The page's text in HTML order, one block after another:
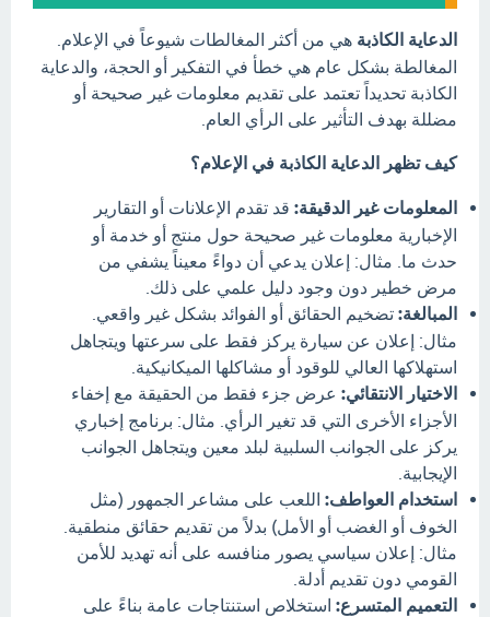
الدعاية الكاذبة هي من أكثر المغالطات شيوعاً في الإعلام.
المغالطة بشكل عام هي خطأ في التفكير أو الحجة، والدعاية
الكاذبة تحديداً تعتمد على تقديم معلومات غير صحيحة أو
مضللة بهدف التأثير على الرأي العام.
كيف تظهر الدعاية الكاذبة في الإعلام؟
المعلومات غير الدقيقة: قد تقدم الإعلانات أو التقارير
الإخبارية معلومات غير صحيحة حول منتج أو خدمة أو
حدث ما. مثال: إعلان يدعي أن دواءً معيناً يشفي من
مرض خطير دون وجود دليل علمي على ذلك.
المبالغة: تضخيم الحقائق أو الفوائد بشكل غير واقعي.
مثال: إعلان عن سيارة يركز فقط على سرعتها ويتجاهل
استهلاكها العالي للوقود أو مشاكلها الميكانيكية.
الاختيار الانتقائي: عرض جزء فقط من الحقيقة مع إخفاء
الأجزاء الأخرى التي قد تغير الرأي. مثال: برنامج إخباري
يركز على الجوانب السلبية لبلد معين ويتجاهل الجوانب
الإيجابية.
استخدام العواطف: اللعب على مشاعر الجمهور (مثل
الخوف أو الغضب أو الأمل) بدلاً من تقديم حقائق منطقية.
مثال: إعلان سياسي يصور منافسه على أنه تهديد للأمن
القومي دون تقديم أدلة.
التعميم المتسرع: استخلاص استنتاجات عامة بناءً على